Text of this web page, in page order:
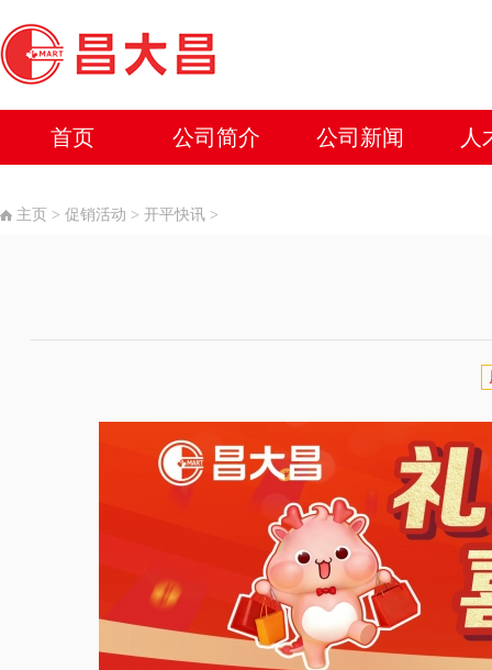
首页 公司简介 公司新闻 人
主页 > 促销活动 > 开平快讯 >